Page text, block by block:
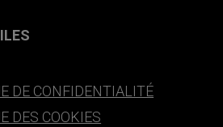
DE CONFIDENTIALITÉ
DES COOKIES